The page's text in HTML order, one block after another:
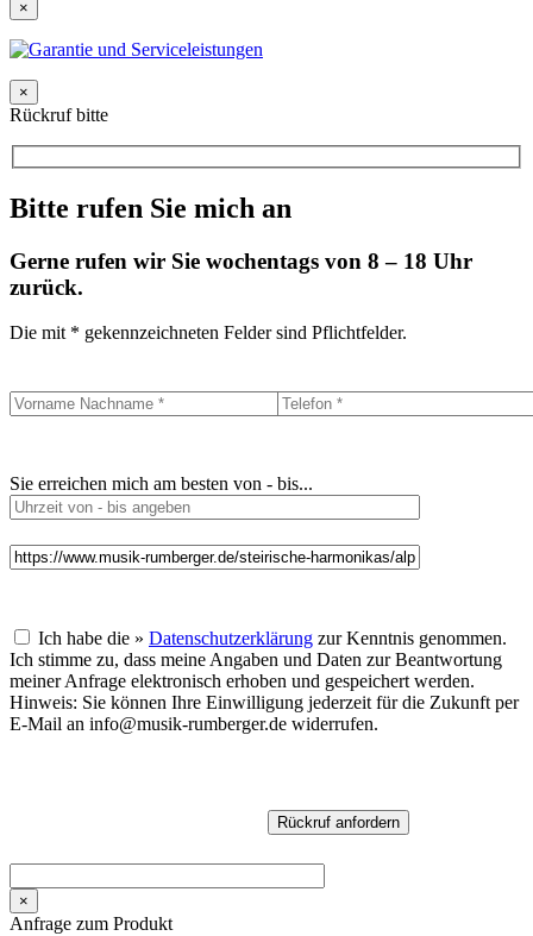
×
×
Rückruf bitte
Bitte rufen Sie mich an
Gerne rufen wir Sie wochentags von 8 – 18 Uhr
zurück.
Die mit * gekennzeichneten Felder sind Pflichtfelder.
Sie erreichen mich am besten von - bis...
Ich habe die » Datenschutzerklärung zur Kenntnis genommen.
Ich stimme zu, dass meine Angaben und Daten zur Beantwortung
meiner Anfrage elektronisch erhoben und gespeichert werden.
Hinweis: Sie können Ihre Einwilligung jederzeit für die Zukunft per
E-Mail an info@musik-rumberger.de widerrufen.
×
Anfrage zum Produkt